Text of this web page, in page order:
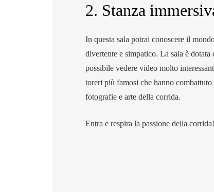
2. Stanza
In questa sala potrai conoscere il
divertente e simpatico. La sala è dotata
possibile vedere video molto
toreri più famosi che hanno combattuto
fotografie e arte della corrida.
Entra e respira la passione della corrida!